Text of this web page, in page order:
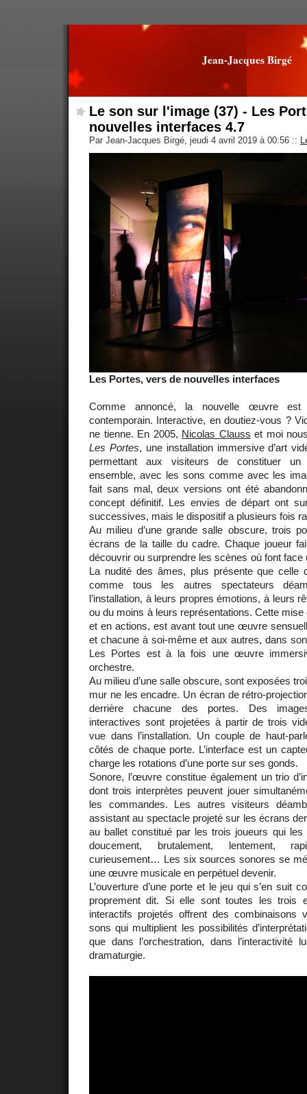
Jean-Jacques Birgé
Le son sur l'image (37) - Les
nouvelles interfaces 4.7
Par Jean-Jacques Birgé, jeudi 4 avril 2019 à 00:56 ::
Les Portes, vers de nouvelles interfaces
Comme annoncé, la nouvelle œuvre est
contemporain. Interactive, en doutiez-vous ?
ne tienne. En 2005, Nicolas Clauss et moi
Les Portes, une installation immersive d’art
permettant aux visiteurs de constituer un
ensemble, avec les sons comme avec les
fait sans mal, deux versions ont été
concept définitif. Les envies de départ ont
successives, mais le dispositif a plusieurs fois
Au milieu d’une grande salle obscure, trois
écrans de la taille du cadre. Chaque joueur
découvrir ou surprendre les scènes où font face
La nudité des âmes, plus présente que celle
comme tous les autres spectateurs
l’installation, à leurs propres émotions, à leurs
ou du moins à leurs représentations. Cette
et en actions, est avant tout une œuvre
et chacune à soi-même et aux autres, dans
Les Portes est à la fois une œuvre
orchestre.
Au milieu d’une salle obscure, sont exposées
mur ne les encadre. Un écran de rétro-
derrière chacune des portes. Des
interactives sont projetées à partir de trois
vue dans l’installation. Un couple de haut-
côtés de chaque porte. L’interface est un
charge les rotations d’une porte sur ses gonds.
Sonore, l’œuvre constitue également un trio
dont trois interprètes peuvent jouer
les commandes. Les autres visiteurs
assistant au spectacle projeté sur les écrans
au ballet constitué par les trois joueurs qui
doucement, brutalement, lentement,
curieusement… Les six sources sonores se
une œuvre musicale en perpétuel devenir.
L’ouverture d’une porte et le jeu qui s’en suit
proprement dit. Si elle sont toutes les trois
interactifs projetés offrent des combinaisons
sons qui multiplient les possibilités
que dans l’orchestration, dans l’interactivité
dramaturgie.